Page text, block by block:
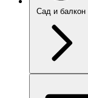
Сад и балкон